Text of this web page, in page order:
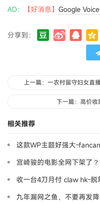
AD： 【好消息】 Google
分享到：
上一篇：一农村留守妇女直
下一篇：高价
相关推荐
这款WP主题好强大-
宫崎骏的电影全网下架了
收一台4刀月付 claw hk-脱
九年漏网之鱼，不要再发